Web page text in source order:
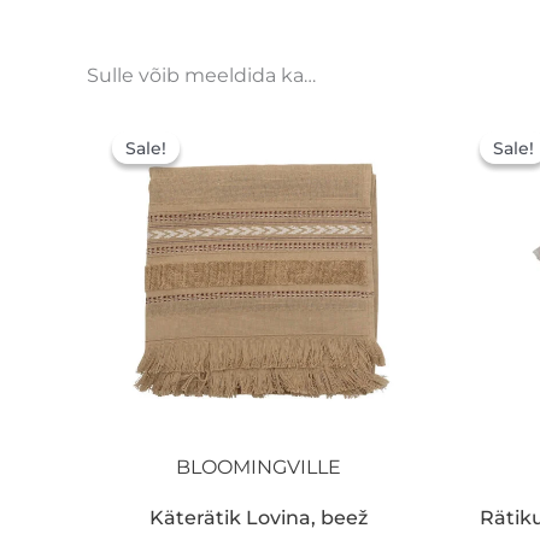
Sulle võib meeldida ka…
Sale!
BLOOMINGVILLE
Sale!
Käterätik Lovina, beež
oli:
18,20 €.
on:
12,74 €.
Sale!
Sale!